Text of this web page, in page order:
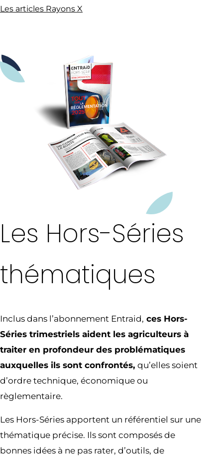
Les articles Rayons X
Les Hors-Séries
thématiques
Inclus dans l’abonnement Entraid, ces Hors-
Séries trimestriels aident les agriculteurs à
traiter en profondeur des problématiques
auxquelles ils sont confrontés, qu’elles soient
d’ordre technique, économique ou
règlementaire.
Les Hors-Séries apportent un référentiel sur une
thématique précise. Ils sont composés de
bonnes idées à ne pas rater, d’outils, de